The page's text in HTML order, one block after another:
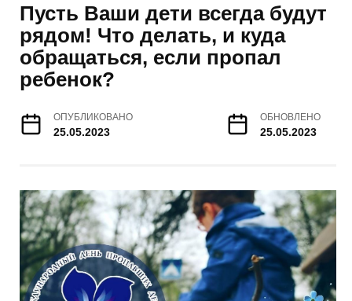
Пусть Ваши дети всегда будут
рядом! Что делать, и куда
обращаться, если пропал
ребенок?
ОПУБЛИКОВАНО
25.05.2023
ОБНОВЛЕНО
25.05.2023